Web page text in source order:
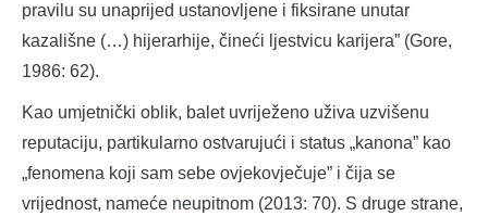
pravilu su unaprijed ustanovljene i fiksirane unutar
kazališne (…) hijerarhije, čineći ljestvicu karijera” (Gore,
1986: 62).
Kao umjetnički oblik, balet uvriježeno uživa uzvišenu
reputaciju, partikularno ostvarujući i status „kanona” kao
„fenomena koji sam sebe ovjekovječuje” i čija se
vrijednost, nameće neupitnom (2013: 70). S druge strane,